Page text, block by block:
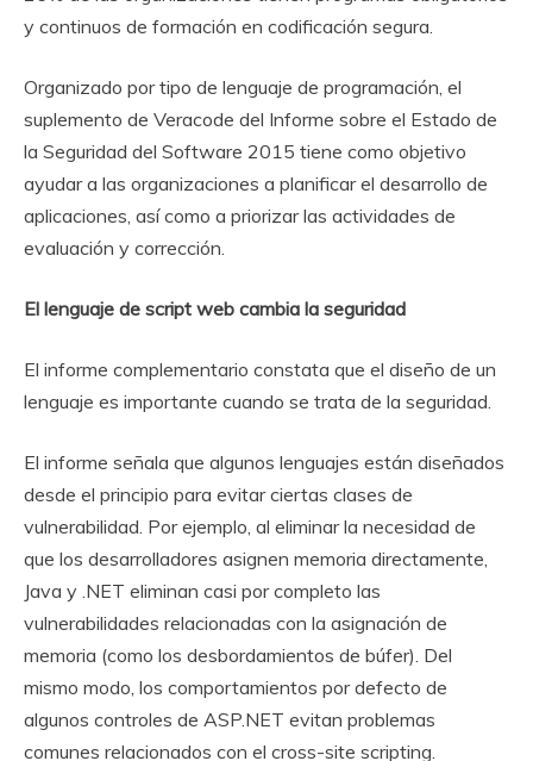
y continuos de formación en codificación segura.
Organizado por tipo de lenguaje de programación, el
suplemento de Veracode del Informe sobre el Estado de
la Seguridad del Software 2015 tiene como objetivo
ayudar a las organizaciones a planificar el desarrollo de
aplicaciones, así como a priorizar las actividades de
evaluación y corrección.
El lenguaje de script web cambia la seguridad
El informe complementario constata que el diseño de un
lenguaje es importante cuando se trata de la seguridad.
El informe señala que algunos lenguajes están diseñados
desde el principio para evitar ciertas clases de
vulnerabilidad. Por ejemplo, al eliminar la necesidad de
que los desarrolladores asignen memoria directamente,
Java y .NET eliminan casi por completo las
vulnerabilidades relacionadas con la asignación de
memoria (como los desbordamientos de búfer). Del
mismo modo, los comportamientos por defecto de
algunos controles de ASP.NET evitan problemas
comunes relacionados con el cross-site scripting.